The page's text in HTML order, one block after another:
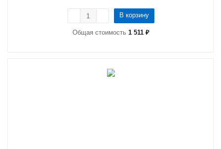
В корзину
Общая стоимость 1 511 ₽